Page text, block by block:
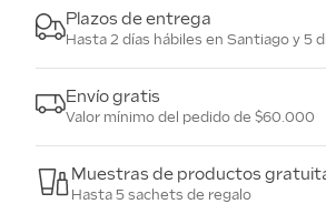
Plazos de entrega
Hasta 2 días hábiles en Santiago y 5
Envío gratis
Valor mínimo del pedido de $60.000
Muestras de productos
Hasta 5 sachets de regalo